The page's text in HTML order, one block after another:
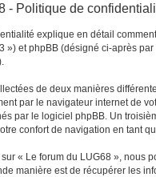
- Politique de
explique en détail
») et phpBB (désigné ci-après
de deux manières
par le navigateur internet de
par le logiciel phpBB. Un
confort de navigation en tant
« Le forum du LUG68 », nous
manière est de récupérer les